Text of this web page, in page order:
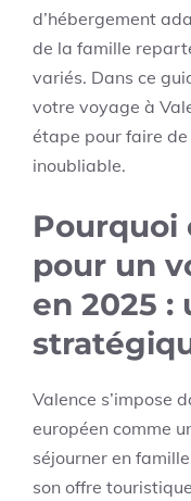
d’hébergement
de la famille
variés. Dans ce
votre voyage à
étape pour faire
inoubliable.
Pourquoi
pour un
en 2025 :
Valence s’impose
européen comme
séjourner en
son offre